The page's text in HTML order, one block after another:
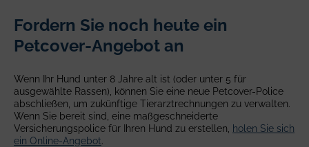
Fordern Sie noch heute ein
Petcover-Angebot an
Wenn Ihr Hund unter 8 Jahre alt ist (oder unter 5 für
ausgewählte Rassen), können Sie eine neue Petcover-Police
abschließen, um zukünftige Tierarztrechnungen zu verwalten.
Wenn Sie bereit sind, eine maßgeschneiderte
Versicherungspolice für Ihren Hund zu erstellen,
holen Sie sich
ein Online-Angebot